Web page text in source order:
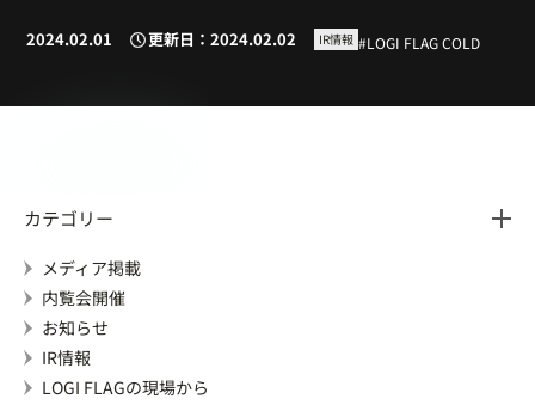
2024.02.01 更新日：2024.02.02 IR情報 LOGI FLAG COLD
カテゴリー
メディア掲載
内覧会開催
お知らせ
IR情報
LOGI FLAGの現場から